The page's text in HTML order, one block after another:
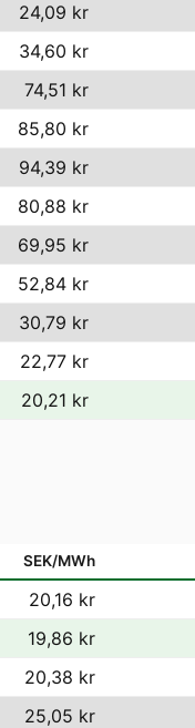
24,09 kr
34,60 kr
74,51 kr
85,80 kr
94,39 kr
80,88 kr
69,95 kr
52,84 kr
30,79 kr
22,77 kr
20,21 kr
SEK/MWh
20,16 kr
19,86 kr
20,38 kr
25,05 kr